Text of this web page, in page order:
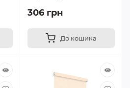
306 грн
До кошика